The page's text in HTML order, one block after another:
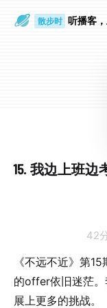
散步时 听播客
15. 我边上班
42
《不远不近》第
的offer依旧迷茫
展上更多的挑战。